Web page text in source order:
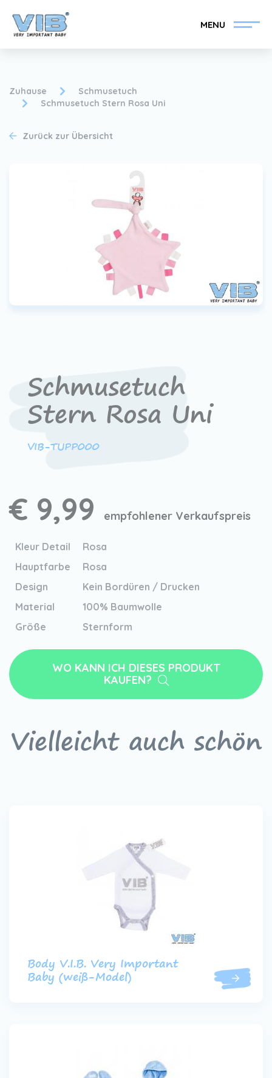
MENU
VIB®-Händler werden
Händler
VIB®-Händler werden
Zuhause
Schmusetuch
Schmusetuch Stern Rosa Uni
Zurück zur Übersicht
Schmusetuch
Stern Rosa Uni
VIB-TUPP000
€ 9,99 empfohlener Verkaufspreis
Kleur Detail
Rosa
Hauptfarbe
Rosa
Design
Kein Bordüren / Drucken
Material
100% Baumwolle
Größe
Sternform
WO KANN ICH DIESES PRODUKT
KAUFEN?
Vielleicht auch schön
Body V.I.B. Very Important
Baby (weiß-Model)